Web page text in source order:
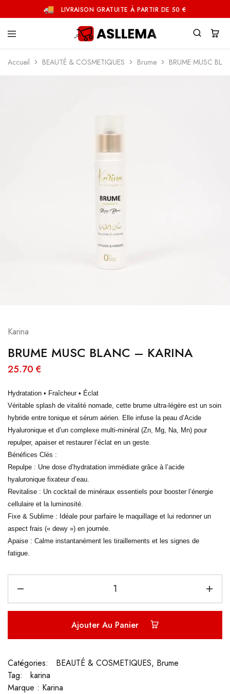
LIVRAISON GRATUITE À PARTIR DE 50 €
Accueil BEAUTÉ & COSMETIQUES Brume BRUME MUSC
Karina
BRUME MUSC BLANC – KARINA
25.70 €
Hydratation • Fraîcheur • Éclat
Véritable splash de vitalité nomade, cette brume ultra-légère est un soin
hybride entre tonique et sérum aérien. Elle infuse la peau d’Acide
Hyaluronique et d’un complexe multi-minéral (Zn, Mg, Na, Mn) pour
repulper, apaiser et restaurer l’éclat en un geste.
Bénéfices Clés :
Repulpe : Une dose d’hydratation immédiate grâce à l’acide
hyaluronique fixateur d’eau.
Revitalise : Un cocktail de minéraux essentiels pour booster l’énergie
cellulaire et la luminosité.
Fixe & Sublime : Idéale pour parfaire le maquillage et lui redonner un
aspect frais (« dewy ») en journée.
Apaise : Calme instantanément les tiraillements et les signes de
fatigue.
Ajouter Au Panier
Catégories: BEAUTÉ & COSMETIQUES, Brume
Tag:
karina
Marque : Karina